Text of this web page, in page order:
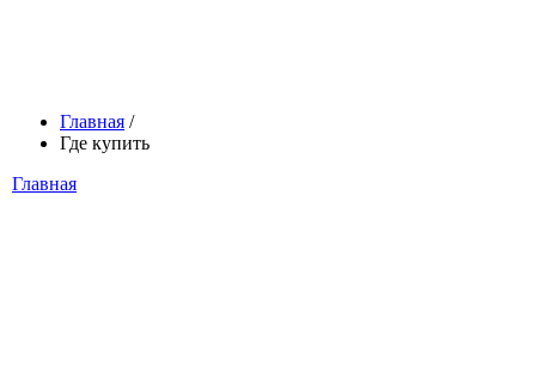
Главная /
Где купить
Главная